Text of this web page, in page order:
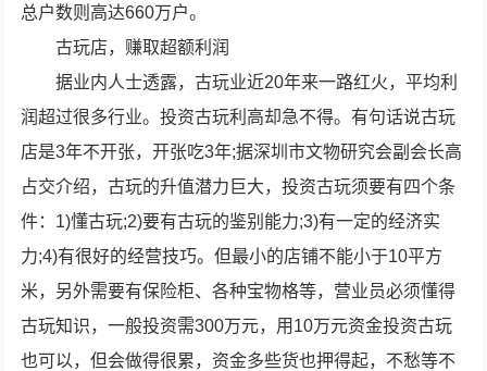
总户数则高达660万户。
古玩店，赚取超额利润
据业内人士透露，古玩业近20年来一路红火，平均利
润超过很多行业。投资古玩利高却急不得。有句话说古玩
店是3年不开张，开张吃3年;据深圳市文物研究会副会长高
占交介绍，古玩的升值潜力巨大，投资古玩须要有四个条
件：1)懂古玩;2)要有古玩的鉴别能力;3)有一定的经济实
力;4)有很好的经营技巧。但最小的店铺不能小于10平方
米，另外需要有保险柜、各种宝物格等，营业员必须懂得
古玩知识，一般投资需300万元，用10万元资金投资古玩
也可以，但会做得很累，资金多些货也押得起，不愁等不